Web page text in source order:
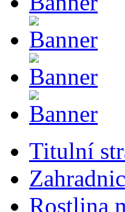
Titulní
Rostlina